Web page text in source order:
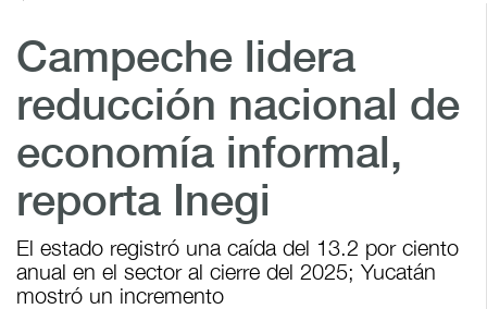
Campeche lidera
reducción nacional de
economía informal,
reporta Inegi
El estado registró una caída del 13.2 por ciento
anual en el sector al cierre del 2025; Yucatán
mostró un incremento